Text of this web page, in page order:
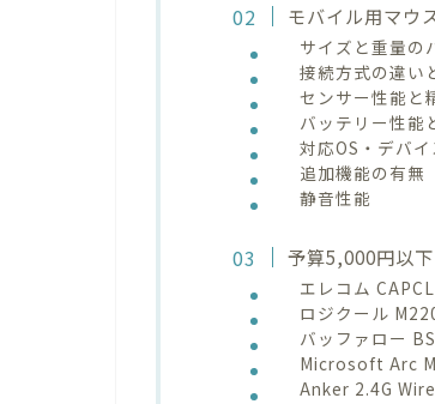
モバイル用マウ
サイズと重量の
接続方式の違い
センサー性能と
バッテリー性能
対応OS・デバ
追加機能の有無
静音性能
予算5,000円以
エレコム
ロジクール
バッファロー
Microsoft Arc
Anker 2.4G